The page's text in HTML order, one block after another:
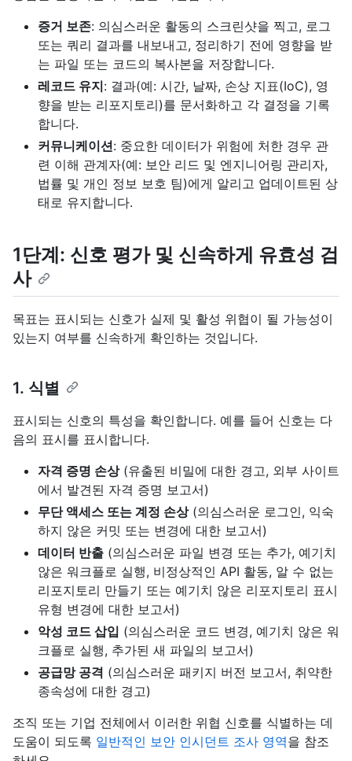
증거 보존: 의심스러운 활동의 스크린샷을 찍고, 로그
또는 쿼리 결과를 내보내고, 정리하기 전에 영향을 받
는 파일 또는 코드의 복사본을 저장합니다.
레코드 유지: 결과(예: 시간, 날짜, 손상 지표(IoC), 영
향을 받는 리포지토리)를 문서화하고 각 결정을 기록
합니다.
커뮤니케이션: 중요한 데이터가 위험에 처한 경우 관
련 이해 관계자(예: 보안 리드 및 엔지니어링 관리자,
법률 및 개인 정보 보호 팀)에게 알리고 업데이트된 상
태로 유지합니다.
1단계: 신호 평가 및 신속하게 유효성 검
사
목표는 표시되는 신호가 실제 및 활성 위협이 될 가능성이
있는지 여부를 신속하게 확인하는 것입니다.
1. 식별
표시되는 신호의 특성을 확인합니다. 예를 들어 신호는 다
음의 표시를 표시합니다.
자격 증명 손상(유출된 비밀에 대한 경고, 외부 사이트
에서 발견된 자격 증명 보고서)
무단 액세스 또는 계정 손상(의심스러운 로그인, 익숙
하지 않은 커밋 또는 변경에 대한 보고서)
데이터 반출 (의심스러운 파일 변경 또는 추가, 예기치
않은 워크플로 실행, 비정상적인 API 활동, 알 수 없는
리포지토리 만들기 또는 예기치 않은 리포지토리 표시
유형 변경에 대한 보고서)
악성 코드 삽입 (의심스러운 코드 변경, 예기치 않은 워
크플로 실행, 추가된 새 파일의 보고서)
공급망 공격 (의심스러운 패키지 버전 보고서, 취약한
종속성에 대한 경고)
조직 또는 기업 전체에서 이러한 위협 신호를 식별하는 데
도움이 되도록 일반적인 보안 인시던트 조사 영역을 참조